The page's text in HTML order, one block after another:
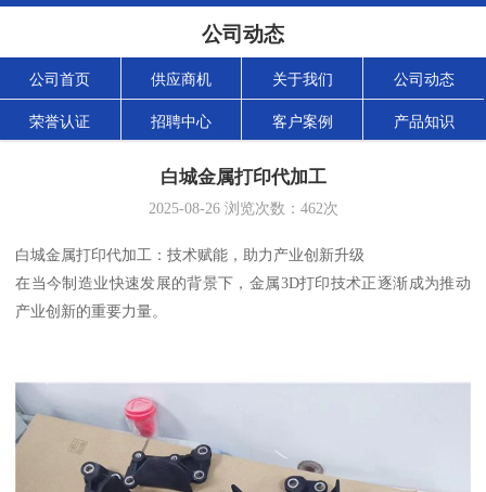
公司动态
公司首页 供应商机 关于我们 公司动态
荣誉认证 招聘中心 客户案例 产品知识
白城金属打印代加工
2025-08-26浏览次数： 462次
白城金属打印代加工：技术赋能，助力产业创新升级
在当今制造业快速发展的背景下，金属3D打印技术正逐渐成为推动
产业创新的重要力量。